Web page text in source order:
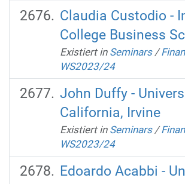
Claudia Custodio -
College Business
Existiert in Seminars /
WS2023/24
John Duffy -
California, Irvine
Existiert in Seminars /
WS2023/24
Edoardo Acabbi -